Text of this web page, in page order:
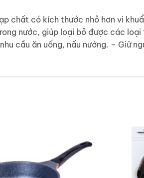
chất có kích thước nhỏ hơn vi
nước, giúp loại bỏ được các
cầu ăn uống, nấu nướng. – Giữ